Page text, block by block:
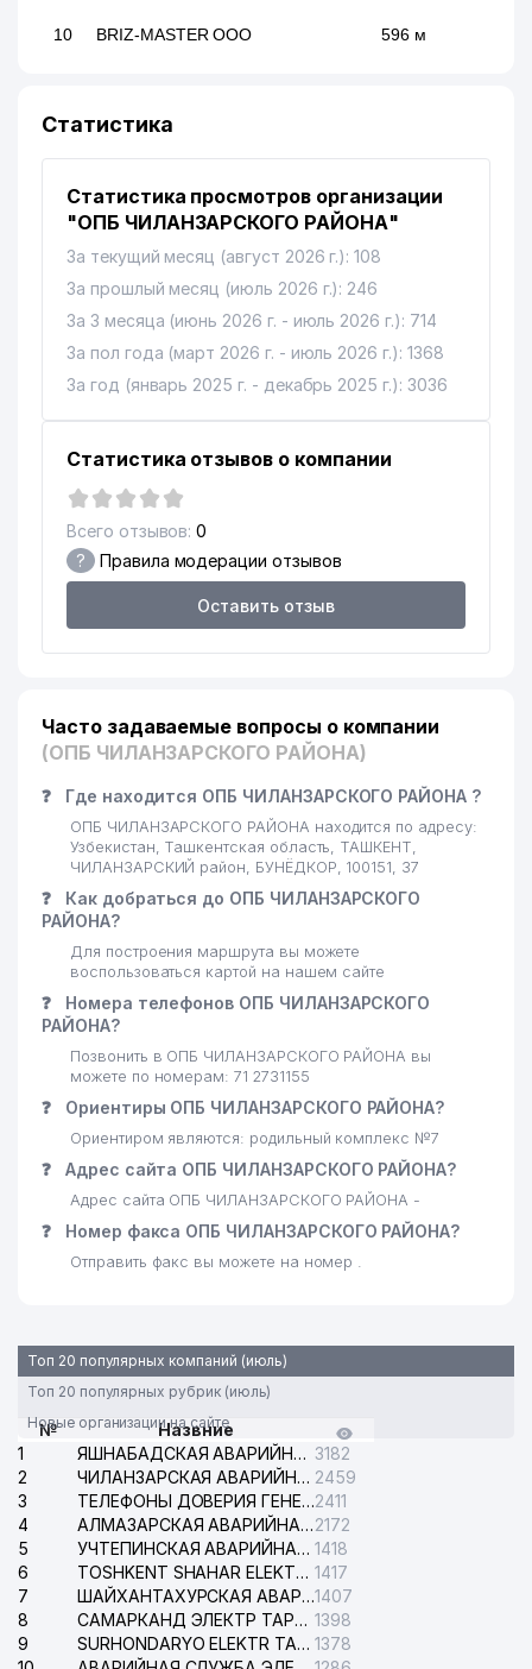
10 BRIZ-MASTER ООО 596 м
12
ПРОКУРАТУРА
13
1-й РЕСПУБЛИКАНСКИЙ
МЕДИЦИНСКИЙ КОЛЛЕДЖ
848 м
14 ELBRUS BROKER ООО
15
COMPUTER CREDIT STANDART
949 м
16 AVA TEN ЧП 968 м
17 KASIMOV HOLDING ООО 984 м
Статистика
Статистика просмотров организации
"ОПБ ЧИЛАНЗАРСКОГО РАЙОНА"
За текущий месяц (август 2026 г.): 108
За прошлый месяц (июль 2026 г.): 246
За 3 месяца (июнь 2026 г. - июль 2026 г.): 714
За пол года (март 2026 г. - июль 2026 г.): 1368
За год (январь 2025 г. - декабрь 2025 г.): 3036
Статистика отзывов о компании
Всего отзывов: 0
? Правила модерации отзывов
Оставить отзыв
Часто задаваемые вопросы о компании
(ОПБ ЧИЛАНЗАРСКОГО РАЙОНА)
❓ Где находится ОПБ ЧИЛАНЗАРСКОГО РАЙОНА ?
ОПБ ЧИЛАНЗАРСКОГО РАЙОНА находится по адресу:
Узбекистан, Ташкентская область, ТАШКЕНТ,
ЧИЛАНЗАРСКИЙ район, БУНЁДКОР, 100151, 37
❓
Как добраться до ОПБ ЧИЛАНЗАРСКОГО
РАЙОНА?
Для построения маршрута вы можете
воспользоваться картой на нашем сайте
❓
Номера телефонов ОПБ ЧИЛАНЗАРСКОГО
РАЙОНА?
Позвонить в ОПБ ЧИЛАНЗАРСКОГО РАЙОНА вы
можете по номерам: 71 2731155
❓ Ориентиры ОПБ ЧИЛАНЗАРСКОГО РАЙОНА?
Ориентиром являются: родильный комплекс №7
❓ Адрес сайта ОПБ ЧИЛАНЗАРСКОГО РАЙОНА?
Адрес сайта ОПБ ЧИЛАНЗАРСКОГО РАЙОНА -
❓ Номер факса ОПБ ЧИЛАНЗАРСКОГО РАЙОНА?
Отправить факс вы можете на номер .
Топ 20 популярных компаний (июль)
Топ 20 популярных рубрик (июль)
Новые организации на сайте
№
Назвние
1
ЯШНАБАДСКАЯ АВАРИЙНАЯ СЛУЖБА ЭЛЕКТРОСЕТИ 3182
2
ЧИЛАНЗАРСКАЯ АВАРИЙНАЯ СЛУЖБА ЭЛЕКТРОСЕТИ 2459
3
ТЕЛЕФОНЫ ДОВЕРИЯ ГЕНЕРАЛЬНОЙ ПРОКУРАТУРЫ РЕСПУБЛИКИ УЗБЕКИСТАН2411
4
АЛМАЗАРСКАЯ АВАРИЙНАЯ СЛУЖБА ЭЛЕКТРОСЕТИ2172
5
УЧТЕПИНСКАЯ АВАРИЙНАЯ СЛУЖБА ЭЛЕКТРОСЕТИ 1418
6
TOSHKENT SHAHAR ELEKTR TARMOQLARI KORXONASI АО 1417
7
ШАЙХАНТАХУРСКАЯ АВАРИЙНАЯ СЛУЖБА ЭЛЕКТРОСЕТИ1407
8
САМАРКАНД ЭЛЕКТР ТАРМОКЛАРИ АО 1398
9
SURHONDARYO ELEKTR TARMOKLARI АО 1378